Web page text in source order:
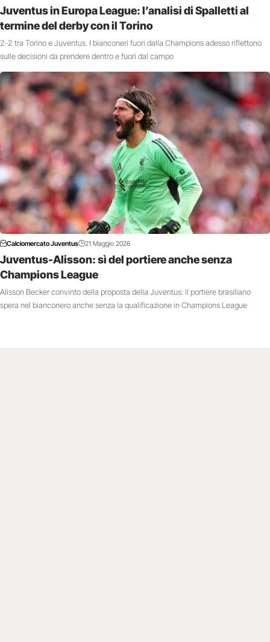
Juventus in Europa League: l’analisi di Spalletti al
termine del derby con il Torino
2-2 tra Torino e Juventus. I bianconeri fuori dalla Champions adesso riflettono
sulle decisioni da prendere dentro e fuori dal campo
Calciomercato Juventus 21 Maggio 2026
Juventus-Alisson: sì del portiere anche senza
Champions League
Alisson Becker convinto della proposta della Juventus: il portiere brasiliano
spera nel bianconero anche senza la qualificazione in Champions League